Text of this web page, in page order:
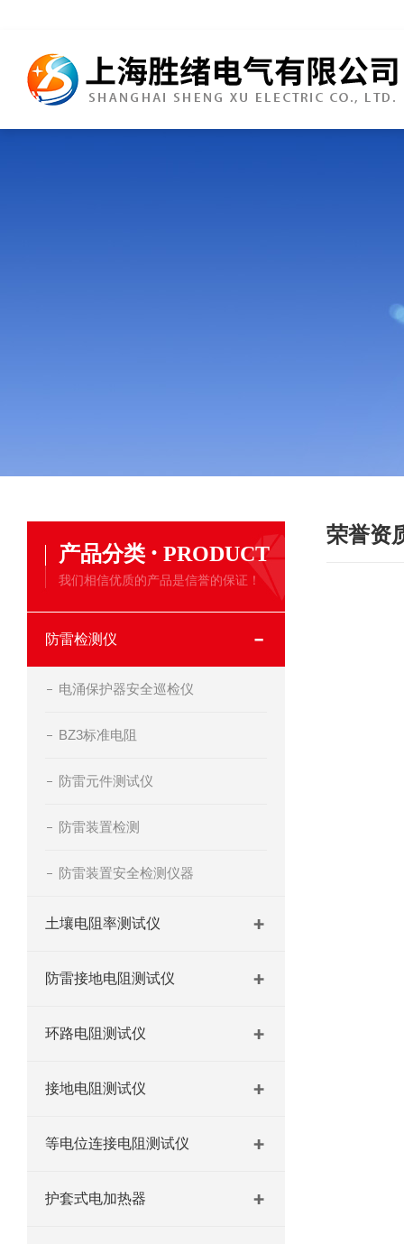
产品分类 · PRODUCT
我们相信优质的产品是信誉的保证！
防雷检测仪
电涌保护器安全巡检仪
BZ3标准电阻
防雷元件测试仪
防雷装置检测
防雷装置安全检测仪器
土壤电阻率测试仪
防雷接地电阻测试仪
环路电阻测试仪
接地电阻测试仪
等电位连接电阻测试仪
护套式电加热器
荣誉资